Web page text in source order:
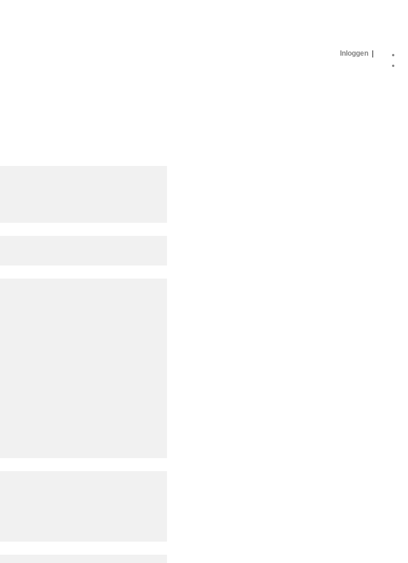
Inloggen